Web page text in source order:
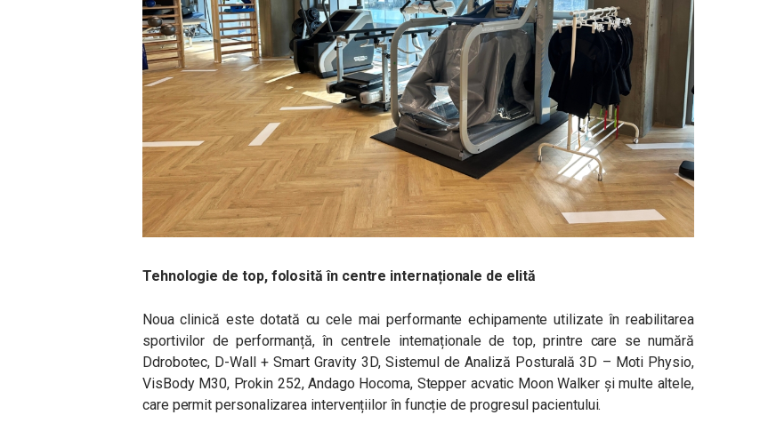
Tehnologie de top, folosită în centre internaționale de elită
Noua clinică este dotată cu cele mai performante echipamente utilizate în reabilitarea
sportivilor de performanță, în centrele internaționale de top, printre care se numără
Ddrobotec, D-Wall + Smart Gravity 3D, Sistemul de Analiză Posturală 3D – Moti Physio,
VisBody M30, Prokin 252, Andago Hocoma, Stepper acvatic Moon Walker și multe altele,
care permit personalizarea intervențiilor în funcție de progresul pacientului.